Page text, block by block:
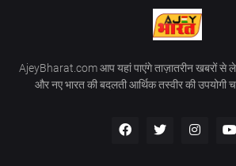
AjeyBharat.com आप यहां पाएंगे ताज़ातरीन खबरों से
और नए भारत की बदलती आर्थिक तस्वीर की उपयोगी